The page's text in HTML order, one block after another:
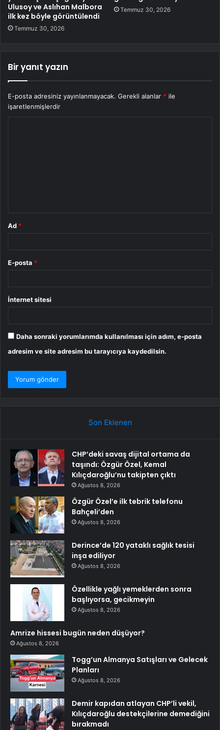
Ulusoy ve Aslıhan Malbora
ilk kez böyle görüntülendi
Temmuz 30, 2026
Temmuz 30, 2026
Bir yanıt yazın
E-posta adresiniz yayınlanmayacak. Gerekli alanlar * ile
işaretlenmişlerdir
Ad *
E-posta *
İnternet sitesi
Daha sonraki yorumlarımda kullanılması için adım, e-posta
adresim ve site adresim bu tarayıcıya kaydedilsin.
Son Eklenen
CHP’deki savaş dijital ortama da
taşındı: Özgür Özel, Kemal
Kılıçdaroğlu’nu takipten çıktı
Ağustos 8, 2026
Özgür Özel’e ilk tebrik telefonu
Bahçeli’den
Ağustos 8, 2026
Derince’de 120 yataklı sağlık tesisi
inşa ediliyor
Ağustos 8, 2026
Özellikle yağlı yemeklerden sonra
başlıyorsa, gecikmeyin
Ağustos 8, 2026
Amrize hissesi bugün neden düşüyor?
Ağustos 8, 2026
Togg’un Almanya Satışları ve Gelecek
Planları
Ağustos 8, 2026
Demir kapıdan atlayan CHP’li vekil,
Kılıçdaroğlu destekçilerine demediğini
bırakmadı